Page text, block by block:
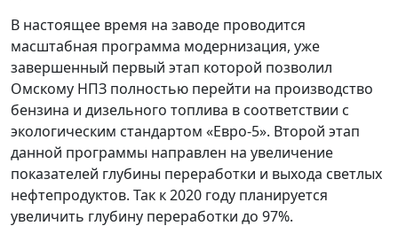
В настоящее время на заводе проводится
масштабная программа модернизация, уже
завершенный первый этап которой позволил
Омскому НПЗ полностью перейти на производство
бензина и дизельного топлива в соответствии с
экологическим стандартом «Евро-5». Второй этап
данной программы направлен на увеличение
показателей глубины переработки и выхода светлых
нефтепродуктов. Так к 2020 году планируется
увеличить глубину переработки до 97%.